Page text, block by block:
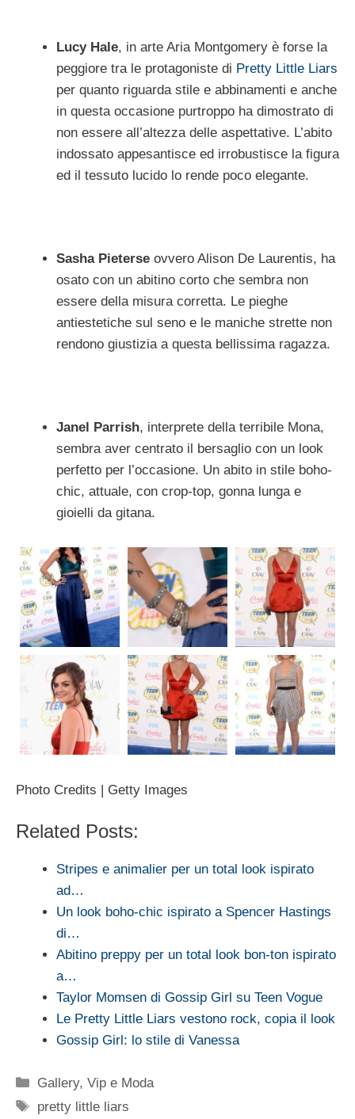
Lucy Hale, in arte Aria Montgomery è forse la
peggiore tra le protagoniste di Pretty Little Liars
per quanto riguarda stile e abbinamenti e anche
in questa occasione purtroppo ha dimostrato di
non essere all’altezza delle aspettative. L’abito
indossato appesantisce ed irrobustisce la figura
ed il tessuto lucido lo rende poco elegante.
Sasha Pieterse ovvero Alison De Laurentis, ha
osato con un abitino corto che sembra non
essere della misura corretta. Le pieghe
antiestetiche sul seno e le maniche strette non
rendono giustizia a questa bellissima ragazza.
Janel Parrish, interprete della terribile Mona,
sembra aver centrato il bersaglio con un look
perfetto per l’occasione. Un abito in stile boho-
chic, attuale, con crop-top, gonna lunga e
gioielli da gitana.
Photo Credits | Getty Images
Related Posts:
Stripes e animalier per un total look ispirato
ad…
Un look boho-chic ispirato a Spencer Hastings
di…
Abitino preppy per un total look bon-ton ispirato
a…
Taylor Momsen di Gossip Girl su Teen Vogue
Le Pretty Little Liars vestono rock, copia il look
Gossip Girl: lo stile di Vanessa
Categorie
Gallery,Vip e Moda
Tag
pretty little liars